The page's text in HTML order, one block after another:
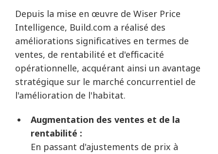
Depuis la mise en œuvre de Wiser Price
Intelligence, Build.com a réalisé des
améliorations significatives en termes de
ventes, de rentabilité et d'efficacité
opérationnelle, acquérant ainsi un avantage
stratégique sur le marché concurrentiel de
l'amélioration de l'habitat.
Augmentation des ventes et de la
rentabilité :
En passant d'ajustements de prix à